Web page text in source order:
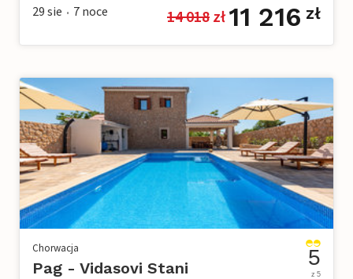
29 sie • 7 noce 14 018 zł 11 216 zł
Chorwacja
Pag - Vidasovi Stani 5
z 5